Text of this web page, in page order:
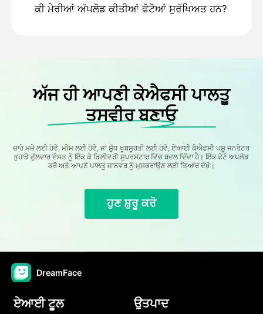
ਕੀ ਮੇਰੀਆਂ ਅੱਪਲੋਡ ਕੀਤੀਆਂ ਫੋਟੋਆਂ ਸੁਰੱਖਿਅਤ ਹਨ?
ਅੱਜ ਹੀ ਆਪਣੀ ਕੇਐਫਸੀ ਪਾਲਤੂ
ਤਸਵੀਰ ਬਣਾਓ
ਚਾਹੇ ਮਜ਼ੇ ਲਈ ਹੋਵੇ, ਮੀਮ ਲਈ ਹੋਵੇ, ਜਾਂ ਸ਼ੁੱਧ ਖੂਬਸੂਰਤੀ ਲਈ ਹੋਵੇ, ਏਆਈ ਕੇਐਫਸੀ ਪਸ਼ੂ ਜਨਰੇਟਰ
ਤੁਹਾਡੇ ਫੁੱਲਦਾਰ ਦੋਸਤ ਨੂੰ ਇੱਕ ਕੇ ਡਿਲੀਵਰੀ ਸੁਪਰਸਟਾਰ ਵਿੱਚ ਬਦਲ ਦਿੰਦਾ ਹੈ। ਇੱਕ ਫੋਟੋ ਅਪਲੋਡ
ਕਰੋ ਅਤੇ ਆਪਣੇ ਪਾਲਤੂ ਜਾਨਵਰ ਨੂੰ ਮੁਸਕਰਾਉਣ ਲਈ ਤਿਆਰ ਦੇਖੋ।
ਹੁਣ ਸ਼ੁਰੂ ਕਰੋ
DreamFace
ਏਆਈ ਟੂਲ ਉਤਪਾਦ